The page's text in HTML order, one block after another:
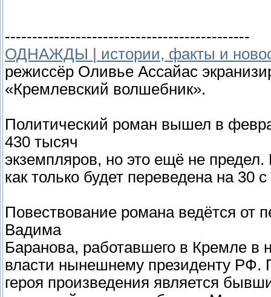
---------------------------------------------
ОДНАЖДЫ | истории, факты и
режиссёр Оливье Ассайас
«Кремлевский волшебник».
Политический роман вышел в
430 тысяч
экземпляров, но это ещё не
как только будет переведена на 30
Повествование романа ведётся от
Вадима
Баранова, работавшего в Кремле в
власти нынешнему президенту РФ.
героя произведения является